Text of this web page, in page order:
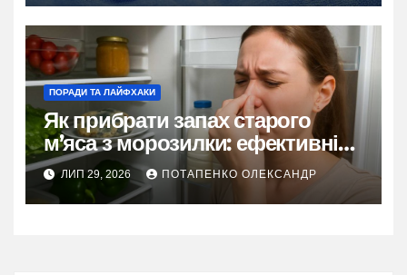
ПОРАДИ ТА ЛАЙФХАКИ
Як прибрати запах старого
м’яса з морозилки: ефективні
методи
ЛИП 29, 2026 ПОТАПЕНКО ОЛЕКСАНДР